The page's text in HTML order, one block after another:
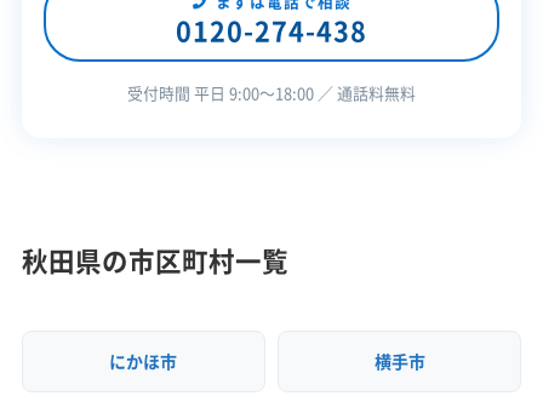
着工の前に市へ申請し、交付決定の通知を受けなけ
ればなりません。工事を始めてからの申請は一切認
が大切です。2026年1月9日時点では、次年度（令和8
この解体業者の特徴
創業30年以上 公共工事の経験
保有資格
建設業許可
策・リス
0120-274-438
受付時間 平日 9:00〜18:00 ／ 通話料無料
秋田県の市区町村一覧
にかほ市 横手市